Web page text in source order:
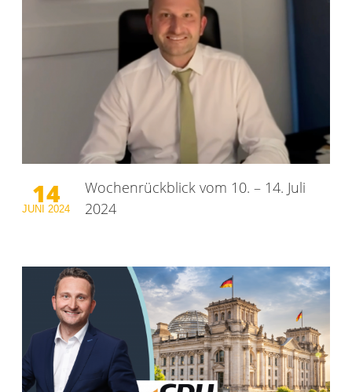
14
JUNI 2024
Wochenrückblick vom 10. – 14. Juli
2024